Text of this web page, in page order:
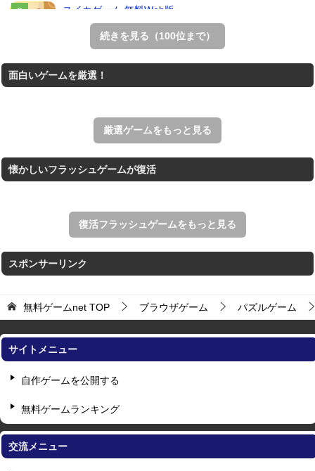
スイカゲーム 無料Web版
スイカゲームをスクラッチで再現した無料Web版。
王国を構築していく放置系のシミュレーションゲーム。
すべての矢印を画面外へ導くパズルゲーム。
続きを見る（100位まで）
面白いゲームを厳選！
厳選ゲームをもっと見る
懐かしいフラッシュゲームが復活
復活フラッシュゲームをもっと見る
スポンサーリンク
無料ゲームnet TOP ブラウザゲーム パズルゲーム
サイトメニュー
自作ゲームを公開する
無料ゲームランキング
交流メニュー